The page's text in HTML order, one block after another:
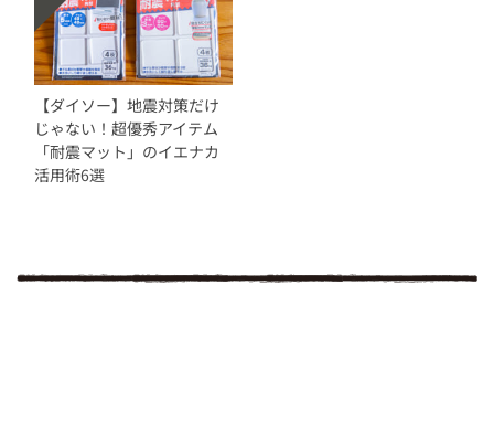
【ダイソー】地震対策だけ
じゃない！超優秀アイテム
「耐震マット」のイエナカ
活用術6選